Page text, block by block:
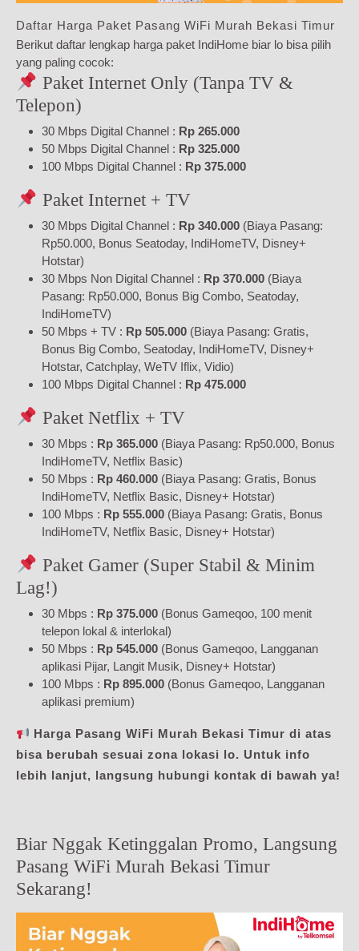
Daftar Harga Paket Pasang WiFi Murah Bekasi Timur
Berikut daftar lengkap harga paket IndiHome biar lo bisa pilih
yang paling cocok:
Paket Internet Only (Tanpa TV &
Telepon)
30 Mbps Digital Channel : Rp 265.000
50 Mbps Digital Channel : Rp 325.000
100 Mbps Digital Channel : Rp 375.000
Paket Internet + TV
30 Mbps Digital Channel : Rp 340.000 (Biaya Pasang:
Rp50.000, Bonus Seatoday, IndiHomeTV, Disney+
Hotstar)
30 Mbps Non Digital Channel : Rp 370.000 (Biaya
Pasang: Rp50.000, Bonus Big Combo, Seatoday,
IndiHomeTV)
50 Mbps + TV : Rp 505.000 (Biaya Pasang: Gratis,
Bonus Big Combo, Seatoday, IndiHomeTV, Disney+
Hotstar, Catchplay, WeTV Iflix, Vidio)
100 Mbps Digital Channel : Rp 475.000
Paket Netflix + TV
30 Mbps : Rp 365.000 (Biaya Pasang: Rp50.000, Bonus
IndiHomeTV, Netflix Basic)
50 Mbps : Rp 460.000 (Biaya Pasang: Gratis, Bonus
IndiHomeTV, Netflix Basic, Disney+ Hotstar)
100 Mbps : Rp 555.000 (Biaya Pasang: Gratis, Bonus
IndiHomeTV, Netflix Basic, Disney+ Hotstar)
Paket Gamer (Super Stabil & Minim
Lag!)
30 Mbps : Rp 375.000 (Bonus Gameqoo, 100 menit
telepon lokal & interlokal)
50 Mbps : Rp 545.000 (Bonus Gameqoo, Langganan
aplikasi Pijar, Langit Musik, Disney+ Hotstar)
100 Mbps : Rp 895.000 (Bonus Gameqoo, Langganan
aplikasi premium)
Harga Pasang WiFi Murah Bekasi Timur di atas
bisa berubah sesuai zona lokasi lo. Untuk info
lebih lanjut, langsung hubungi kontak di bawah ya!
Biar Nggak Ketinggalan Promo, Langsung
Pasang WiFi Murah Bekasi Timur
Sekarang!